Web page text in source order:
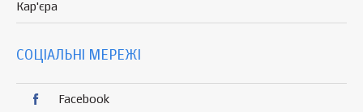
Кар'єра
СОЦІАЛЬНІ МЕРЕЖІ
Facebook